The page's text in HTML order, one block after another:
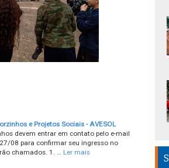
e Projetos Sociais - AVESOL
devem entrar em contato pelo e-mail
08 para confirmar seu ingresso no
chamados. 1. …
Ler mais